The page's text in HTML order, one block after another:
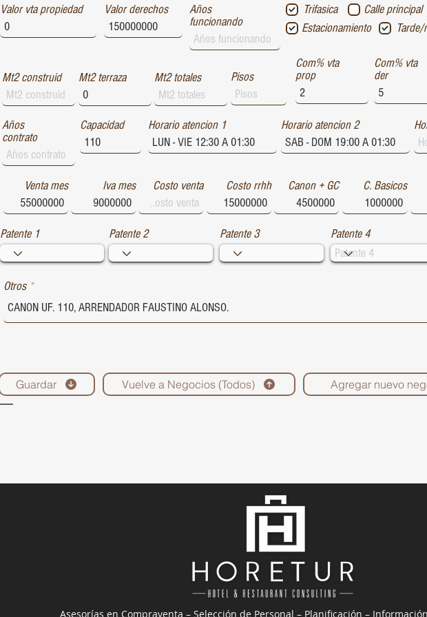
Valor vta propiedad Valor derechos
Años
funcionando
Trifasica Calle principal
Estacionamiento
Mt2 construid Mt2 terraza Mt2 totales Pisos
Com% vta
prop
Com% vta
der
Años
contrato
Capacidad Horario atencion 1 Horario atencion 2
Venta mes Iva mes Costo venta Costo rrhh Canon + GC C. Basicos
Patente 1 Patente 2 Patente 3 Patente 4
Otros
Guardar Vuelve a Negocios (Todos) Agregar nuevo
1729
1727
Asesorías en Compraventa – Selección de Personal – Planificación –